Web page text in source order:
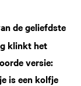
de geliefdste
klinkt het
versie:
is een kolfje